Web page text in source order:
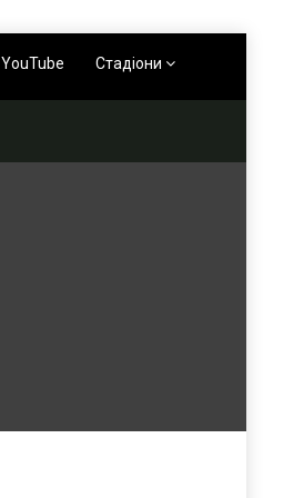
YouTube Стадіони